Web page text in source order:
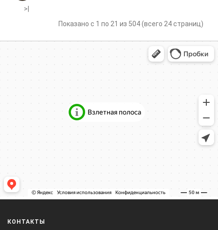
>|
Показано с 1 по 21 из 504 (всего 24 страниц)
КОНТАКТЫ